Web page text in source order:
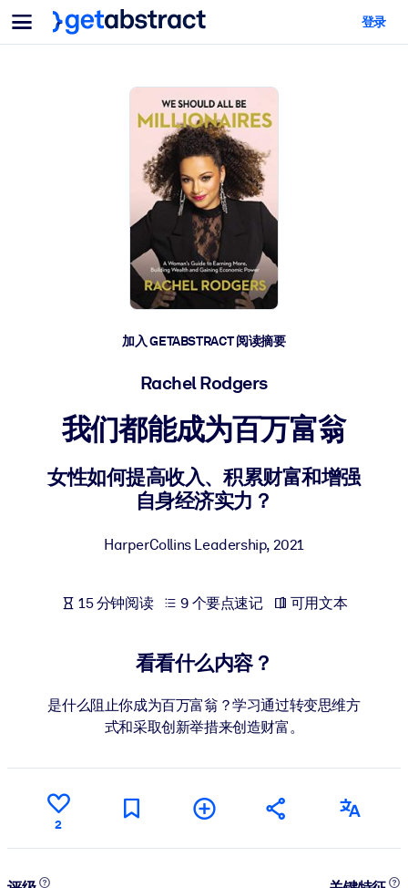
菜单
面向团队与管理者
为您的员工配备关键的人工智能技能。
帮助您的管理者为未来的工作时代做好准备。
让团队更轻松地共同学习、解决实际问题并更快采取行动。
技能提升与重塑
培养您的员工应对未来挑战所需的技能。
按系统
面向 LMS/LXP
将简短且经过验证的知识引入您的 LMS/LXP，以获得更强的学习效
面向人工智能系统
面向人工智能系统
登录
加入 GETABSTRACT 阅读摘要
Rachel Rodgers
我们都能成为百万富翁
女性如何提高收入、积累财富和增强
自身经济实力？
HarperCollins Leadership, 2021
15 分钟阅读 9 个要点速记 可用文本
看看什么内容？
是什么阻止你成为百万富翁？学习通过转变思维方
式和采取创新举措来创造财富。
2